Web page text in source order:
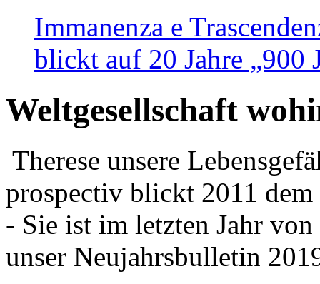
Immanenza e
blickt auf 20 Jahre „900
Weltgesellschaft
Therese unsere
prospectiv blickt 2011
- Sie ist im letzten Jahr
unser Neujahrsbulletin